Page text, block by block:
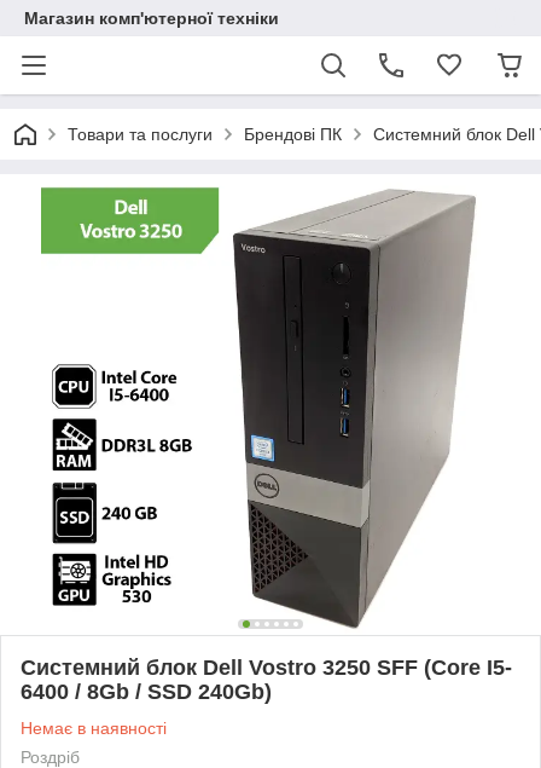
Магазин комп'ютерної техніки
Товари та послуги Брендові ПК Системний блок
Системний блок Dell Vostro 3250 SFF (Core I5-
6400 / 8Gb / SSD 240Gb)
Немає в наявності
Роздріб